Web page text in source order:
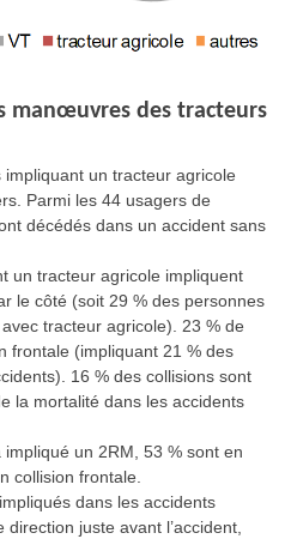
manœuvres des tracteurs
un tracteur agricole
Parmi les 44 usagers de
décédés dans un accident sans
un tracteur agricole impliquent
le côté (soit 29 % des personnes
tracteur agricole). 23 % de
frontale (impliquant 21 % des
16 % des collisions sont
la mortalité dans les accidents
un 2RM, 53 % sont en
collision frontale.
dans les accidents
juste avant l’accident,